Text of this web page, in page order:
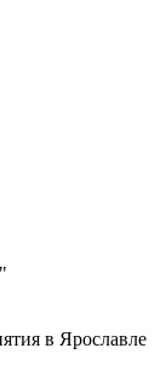
в Ярославле